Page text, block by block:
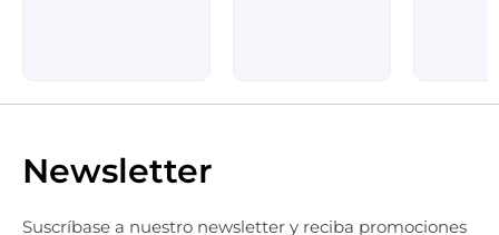
Newsletter
Suscríbase a nuestro newsletter y reciba promociones